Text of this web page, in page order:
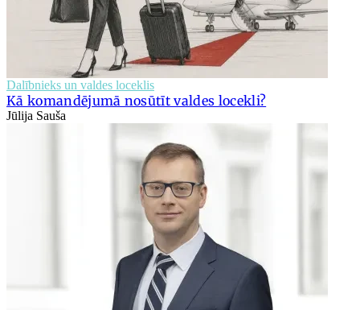
Dalībnieks un valdes loceklis
Kā komandējumā nosūtīt valdes locekli?
Jūlija Sauša